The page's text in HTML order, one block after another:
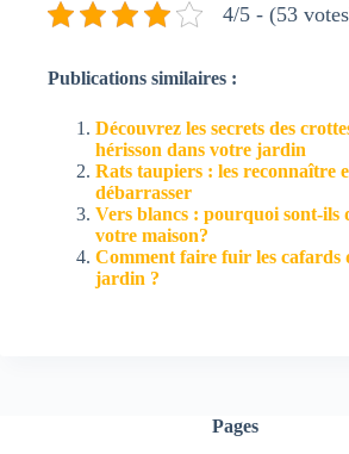
4/5 - (53
Publications similaires :
Découvrez les secrets des
hérisson dans votre jardin
Rats taupiers : les reconnaître
débarrasser
Vers blancs : pourquoi sont-ils
votre maison?
Comment faire fuir les cafards
jardin ?
Pages